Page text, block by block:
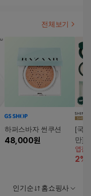
전체보기
하퍼스바자 썬쿠션
48,000원
[국
만]
멀티
션
앱전
2%
인기순 홈쇼핑사